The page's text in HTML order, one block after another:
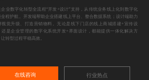
企业数字化转型全流程“开发+设计”支持，从传统业务线上化到数字化
全程护航。开发端帮助企业搭建线上平台、整合数据系统；设计端助力
视觉升级、打造营销物料。无论是线下门店的线上商城搭建+宣传设
还是企业管理的数字化系统开发+界面设计，都能提供一体化解决方
让转型过程平稳高效。
在线咨询 行业热点